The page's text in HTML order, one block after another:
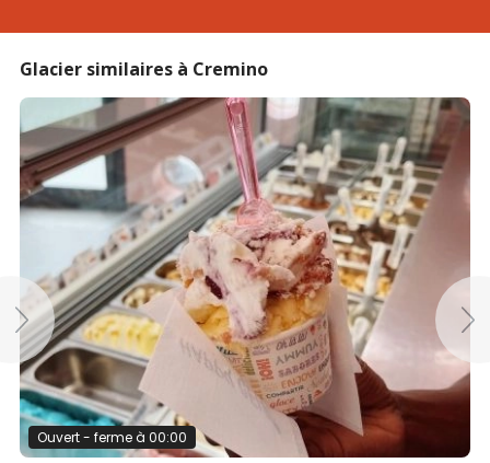
Glacier similaires à Cremino
Ouvert - ferme à 00:00